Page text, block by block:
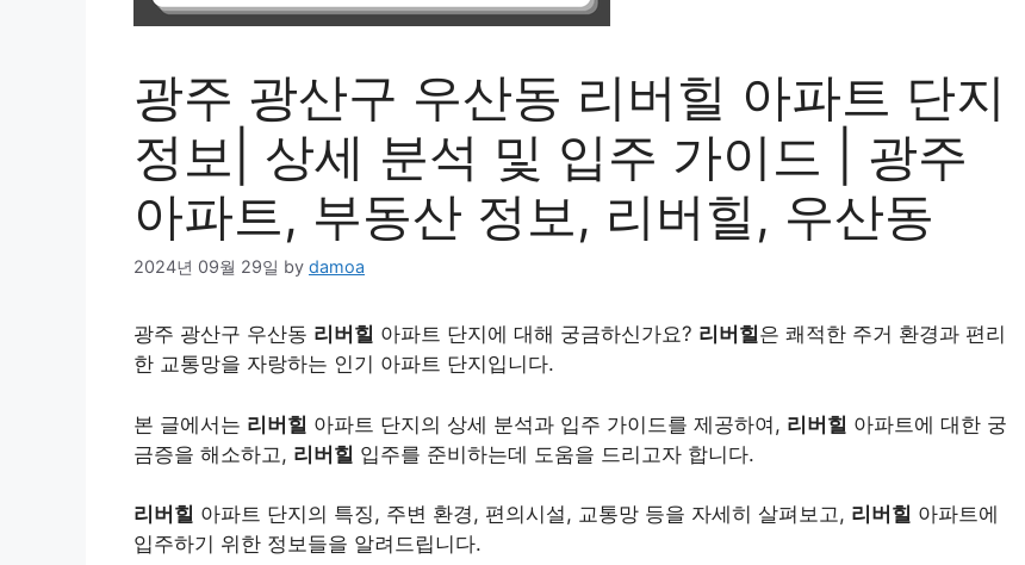
광주 광산구 우산동 리버힐 아파트 단지
정보| 상세 분석 및 입주 가이드 | 광주
아파트, 부동산 정보, 리버힐, 우산동
2024년 09월 29일 by damoa
광주 광산구 우산동 리버힐 아파트 단지에 대해 궁금하신가요? 리버힐 은 쾌적한 주거 환경과 편리
한 교통망을 자랑하는 인기 아파트 단지입니다.
본 글에서는 리버힐 아파트 단지의 상세 분석과 입주 가이드를 제공하여, 리버힐 아파트에 대한 궁
금증을 해소하고, 리버힐 입주를 준비하는데 도움을 드리고자 합니다.
리버힐 아파트 단지의 특징, 주변 환경, 편의시설, 교통망 등을 자세히 살펴보고, 리버힐 아파트에
입주하기 위한 정보들을 알려드립니다.